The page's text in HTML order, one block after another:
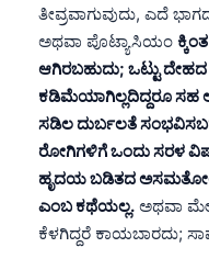
ತೀವ್ರವಾಗುವುದು, ಎದೆ
ಅಥವಾ ಪೊಟ್ಯಾಸಿಯಂ
ಆಗಿರಬಹುದು; ಒಟ್ಟು
ಕಡಿಮೆಯಾಗಿಲ್ಲದಿದ್ದರೂ ಸಹ
ಸಡಿಲ ದುರ್ಬಲತೆ
ರೋಗಿಗಳಿಗೆ ಒಂದು ಸರಳ
ಹೃದಯ ಬಡಿತದ
ಎಂಬ ಕಥೆಯಲ್ಲ. ಅಥವಾ
ಕೆಳಗಿದ್ದರೆ ಕಾಯಬಾರದು;
Svenska
Azərbaycan dili
Eesti
日本語
Čeština
ქართული